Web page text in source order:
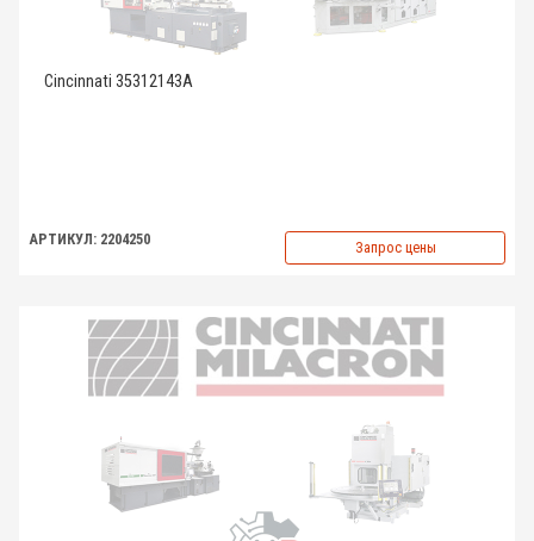
Cincinnati 35312143A
АРТИКУЛ: 2204250 Запрос цены